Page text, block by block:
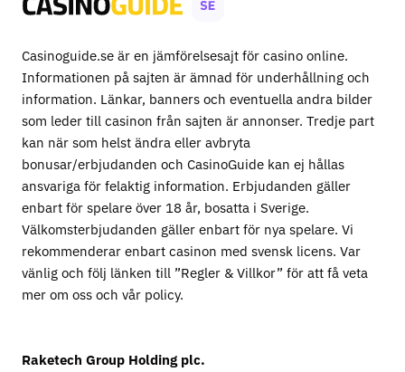
Casinoguide.se är en jämförelsesajt för casino online.
Informationen på sajten är ämnad för underhållning och
information. Länkar, banners och eventuella andra bilder
som leder till casinon från sajten är annonser. Tredje part
kan när som helst ändra eller avbryta
bonusar/erbjudanden och CasinoGuide kan ej hållas
ansvariga för felaktig information. Erbjudanden gäller
enbart för spelare över 18 år, bosatta i Sverige.
Välkomsterbjudanden gäller enbart för nya spelare. Vi
rekommenderar enbart casinon med svensk licens. Var
vänlig och följ länken till ”Regler & Villkor” för att få veta
mer om oss och vår policy.
Raketech Group Holding plc.